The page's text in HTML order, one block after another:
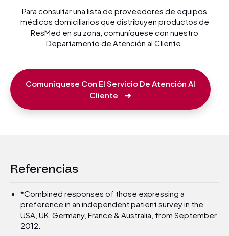
Para consultar una lista de proveedores de equipos
médicos domiciliarios que distribuyen productos de
ResMed en su zona, comuníquese con nuestro
Departamento de Atención al Cliente.
Comuníquese Con El Servicio De Atención Al
Cliente
➜
Referencias
*Combined responses of those expressing a
preference in an independent patient survey in the
USA, UK, Germany, France & Australia, from September
2012.